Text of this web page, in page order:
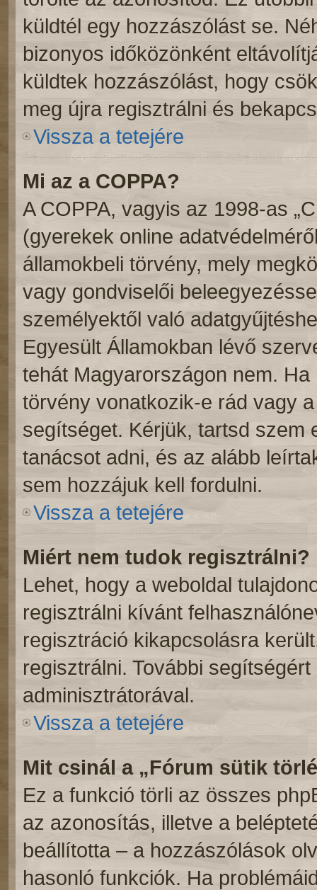
küldtél egy hozzászólást se.
bizonyos időközönként
küldtek hozzászólást, hogy
meg újra regisztrálni és
Vissza a tetejére
Mi az a COPPA?
A COPPA, vagyis az 1998-as
(gyerekek online
államokbeli törvény, mely
vagy gondviselői
személyektől való
Egyesült Államokban lévő
tehát Magyarországon nem.
törvény vonatkozik-e rád vagy
segítséget. Kérjük, tartsd szem
tanácsot adni, és az alább
sem hozzájuk kell fordulni.
Vissza a tetejére
Miért nem tudok regisztrálni?
Lehet, hogy a weboldal
regisztrálni kívánt
regisztráció kikapcsolásra
regisztrálni. További
adminisztrátorával.
Vissza a tetejére
Mit csinál a „Fórum sütik
Ez a funkció törli az összes
az azonosítás, illetve a
beállította – a hozzászólások
hasonló funkciók. Ha